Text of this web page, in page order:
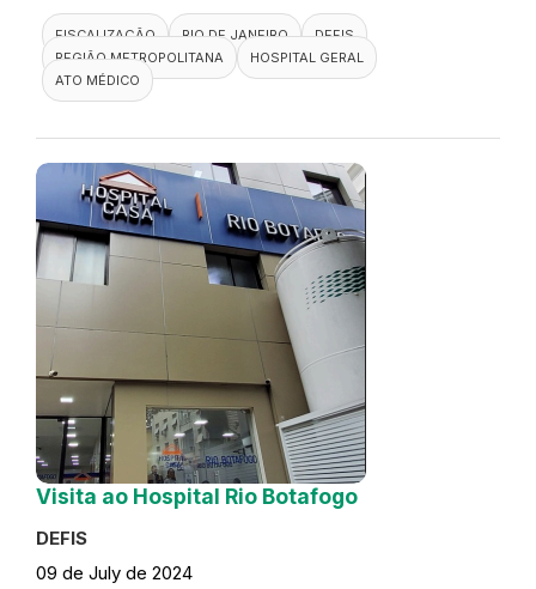
FISCALIZAÇÃO RIO DE JANEIRO
DEFIS
REGIÃO METROPOLITANA
HOSPITAL GERAL
ATO MÉDICO
Visita ao Hospital Rio Botafogo
DEFIS
09 de July de 2024